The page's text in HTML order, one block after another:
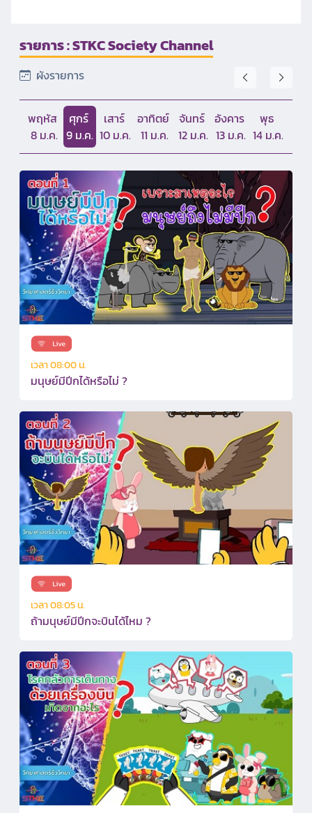
รายการ : STKC Society Channel
ผังรายการ
พฤหัส
8 ม.ค.
ศุกร์
9 ม.ค.
เสาร์
10 ม.ค.
อาทิตย์
11 ม.ค.
จันทร์
12 ม.ค.
อังคาร
13 ม.ค.
พุธ
14 ม.ค.
เวลา 08:00 น.
มนุษย์มีปีกได้หรือไม่ ?
เวลา 08:05 น.
ถ้ามนุษย์มีปีกจะบินได้ไหม ?